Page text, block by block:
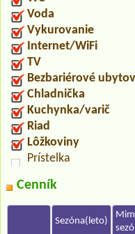
Voda
Vykurovanie
Internet/WiFi
TV
Bezbariérové
Chladnička
Kuchynka/varič
Riad
Lôžkoviny
Prístelka
Cenník
Sezóna(leto)